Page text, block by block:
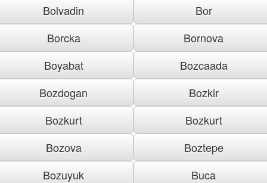
Bolvadin
Bor
Borcka
Bornova
Boyabat
Bozcaada
Bozdogan
Bozkir
Bozkurt
Bozkurt
Bozova
Boztepe
Bozuyuk
Buca